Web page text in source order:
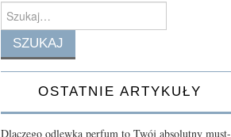
Search
for:
OSTATNIE ARTYKUŁY
Dlaczego odlewka perfum to Twój absolutny must-